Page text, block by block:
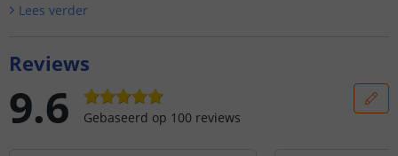
Lees verder
Reviews
9.6 Gebaseerd op 100 reviews